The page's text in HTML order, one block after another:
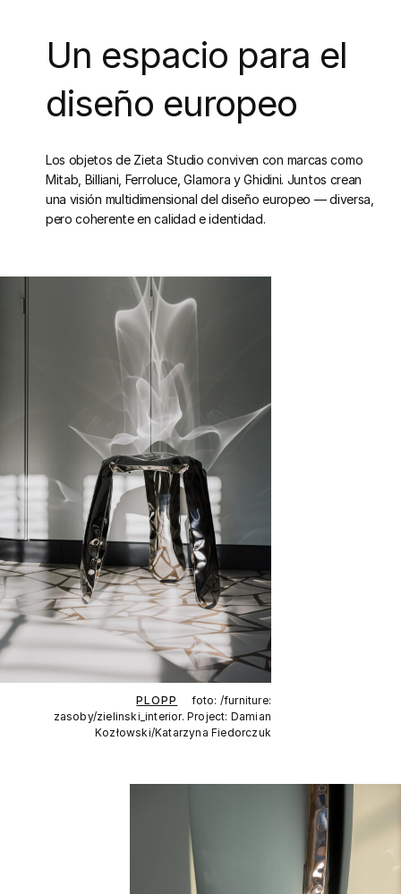
Un espacio para el
diseño europeo
Los objetos de Zieta Studio conviven con marcas como
Mitab, Billiani, Ferroluce, Glamora y Ghidini. Juntos crean
una visión multidimensional del diseño europeo — diversa,
pero coherente en calidad e identidad.
PLOPP
foto: /furniture:
zasoby/zielinski_interior. Project: Damian
Kozłowski/Katarzyna Fiedorczuk